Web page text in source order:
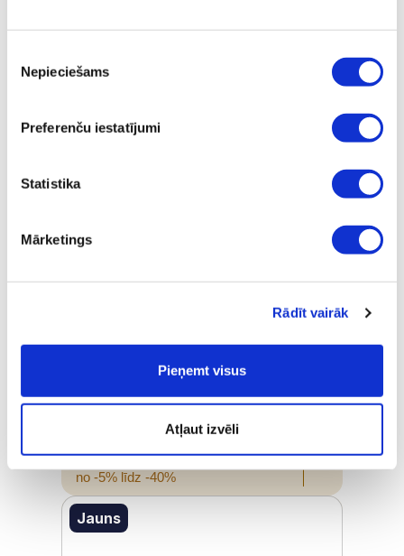
izvēle
Nepieciešams
Preferenču iestatījumi
Statistika
Mārketings
Rādīt vairāk
Pieņemt visus
Atļaut izvēli
Pievienojies un pērc
Pārdošanas cena € 454,00
no -5% līdz -40%
Jauns